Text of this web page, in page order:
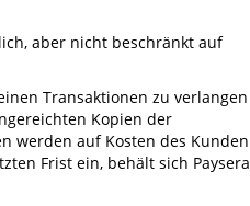
aber nicht beschränkt auf
Transaktionen zu verlangen
Kopien der
werden auf Kosten des Kunden
Frist ein, behält sich Paysera